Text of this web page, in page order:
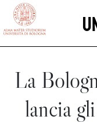
vai al contenuto della
La
lancia